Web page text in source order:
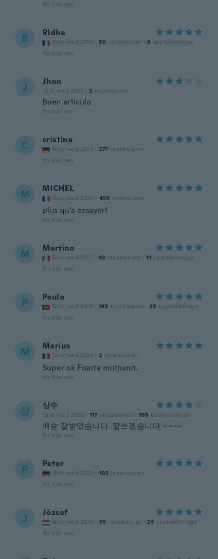
för 3 år sen
R Ridha
Gick med 2016 · 50 recensioner · 9 uppladdningar
för 3 år sen
J Jhon
Gick med 2022 · 2 recensioner
Buen articulo
för 3 år sen
C cristina
Gick med 2019 · 277 recensioner
för 3 år sen
M MICHEL
Gick med 2020 · 456 recensioner
plus qu'a essayer!
för 3 år sen
M Martino
Gick med 2017 · 48 recensioner · 11 uppladdningar
för 3 år sen
P Paulo
Gick med 2018 · 142 recensioner · 32 uppladdningar
för 3 år sen
M Marius
Gick med 2023 · 2 recensioner
Super ok Foarte mulțumit.
för 3 år sen
상 상수
Gick med 2020 · 117 recensioner · 105 uppladdningar
배송 잘받았습니다. 잘쓰겠습니다 ~~~~
för 3 år sen
P Peter
Gick med 2022 · 103 recensioner
för 3 år sen
J József
Gick med 2020 · 55 recensioner · 25 uppladdningar
för 3 år sen